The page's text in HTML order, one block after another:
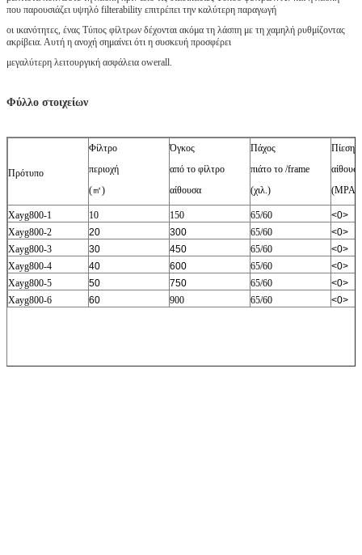
που παρουσιάζει υψηλό filterability επιτρέπει την καλύτερη παραγωγή
οι ικανότητες, ένας Τύπος φίλτρων δέχονται ακόμα τη λάσπη με τη χαμηλή ρυθμίζοντας
ακρίβεια. Αυτή η ανοχή σημαίνει ότι η συσκευή προσφέρει
μεγαλύτερη λειτουργική ασφάλεια owerall.
Φύλλο στοιχείων
Πρότυπο
Φίλτρο
περιοχή
(㎡)
Όγκος
από το φίλτρο
αίθουσα
Πάχος
πιάτο το /frame
(χιλ.)
Πίεση
(MPA)
Xayg800-1 10 150 65/60
<0>
Xayg800-2
20 300 65/60
<0>
Xayg800-3
30 450 65/60
<0>
Xayg800-4
40 600 65/60
<0>
Xayg800-5
50 750 65/60
<0>
Xayg800-6
60 900 65/60 <0>